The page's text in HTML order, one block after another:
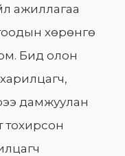
ажиллагаа
хөрөнгө
Бид олон
дамжуулан
тохирсон